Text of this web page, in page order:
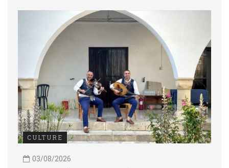
CULTURE
03/08/2026